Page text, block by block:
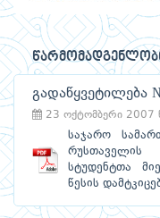
გადაწყვეტილება
23 ოქტომბერი 2007
საჯარო
რუსთაველის
სტუდენტთა
წესის